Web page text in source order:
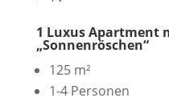
1 Luxus Apartment
„Sonnenröschen“
125 m²
1-4 Personen